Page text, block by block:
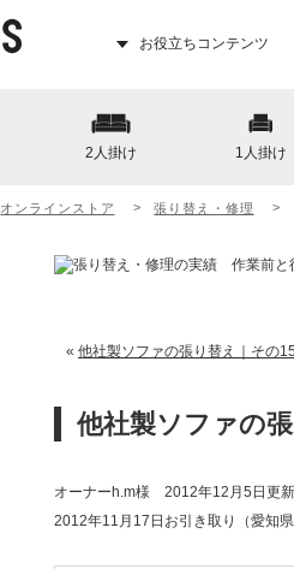
お役立ちコンテンツ
2人掛け 1人掛け
オンラインストア 張り替え・修理
« 他社製ソファの張り替え｜その
他社製ソファの
オーナーh.m様 2012年12月5日更新
2012年11月17日お引き取り（愛知